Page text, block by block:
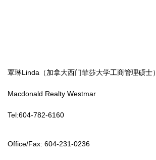
覃琳Linda（加拿大西门菲莎大学工商管理硕士）
Macdonald Realty Westmar
Tel:604-782-6160
Office/Fax: 604-231-0236